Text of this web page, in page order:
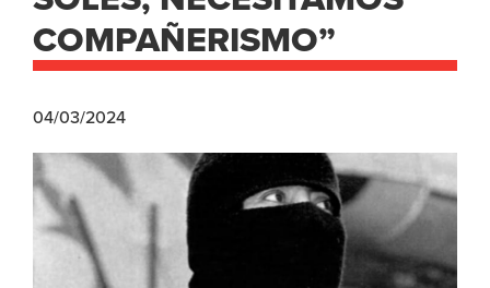
COMPAÑERISMO”
04/03/2024